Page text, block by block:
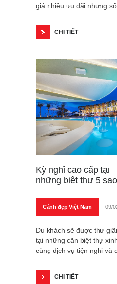
giá nhiều ưu đãi nhưng
CHI TIẾT
Kỳ nghỉ cao cấp tại
những biệt thự 5 sao
Cảnh đẹp Việt Nam 09/
Du khách sẽ được thư
tại những căn biệt thự
cùng dịch vụ tiện nghi và
CHI TIẾT